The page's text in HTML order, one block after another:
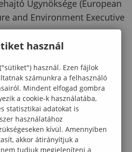
Ügynöksége (European
and Environment Executive
linken lehet
2-án egy online
16.00-18.00 óraközött kerül
az alábbi linken
használ
használ. Ezen fájlok
számunkra a felhasználó
Mindent elfogad gombra
a cookie-k használatába,
statisztikai adatokat is
használatához
kívül. Amennyiben
akkor átirányítjuk a
tudjuk megjeleníteni a